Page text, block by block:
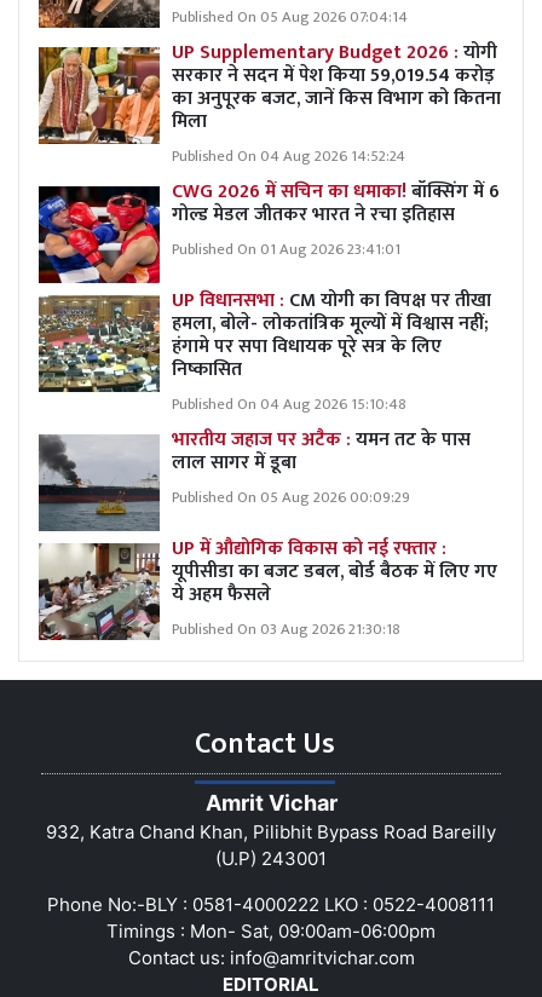
Published On 05 Aug 2026 07:04:14
UP Supplementary Budget 2026 :योगी
सरकार ने सदन में पेश किया 59,019.54 करोड़
का अनुपूरक बजट, जानें किस विभाग को कितना
मिला
Published On 04 Aug 2026 14:52:24
CWG 2026 में सचिन का धमाका!बॉक्सिंग में 6
गोल्ड मेडल जीतकर भारत ने रचा इतिहास
Published On 01 Aug 2026 23:41:01
UP विधानसभा : CM योगी का विपक्ष पर तीखा
हमला, बोले- लोकतांत्रिक मूल्यों में विश्वास नहीं;
हंगामे पर सपा विधायक पूरे सत्र के लिए
निष्कासित
Published On 04 Aug 2026 15:10:48
भारतीय जहाज पर अटैक :यमन तट के पास
लाल सागर में डूबा
Published On 05 Aug 2026 00:09:29
UP में औद्योगिक विकास को नई रफ्तार :
यूपीसीडा का बजट डबल, बोर्ड बैठक में लिए गए
ये अहम फैसले
Published On 03 Aug 2026 21:30:18
Contact Us
Amrit Vichar
932, Katra Chand Khan, Pilibhit Bypass Road Bareilly
(U.P) 243001
Phone No:-BLY : 0581-4000222 LKO : 0522-4008111
Timings : Mon- Sat, 09:00am-06:00pm
Contact us: info@amritvichar.com
EDITORIAL